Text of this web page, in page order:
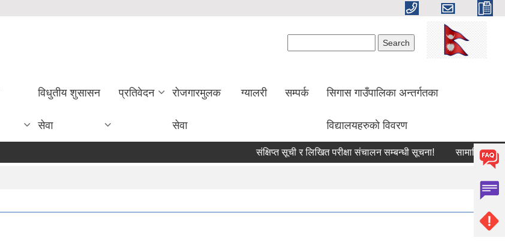
विधुतीय शुसासन
सेवा
प्रतिवेदन राेजगारमुलक
सेवा
ग्यालरी सम्पर्क सिगास गाउँपालिका अन्तर्गतका
विद्यालयहरुको विवरण
संक्षिप्त सूची र लिखित परीक्षा संचालन सम्बन्धी सूचना! सामाजिक